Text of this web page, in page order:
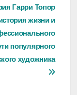
Гарри Топор
жизни и
популярного
художника